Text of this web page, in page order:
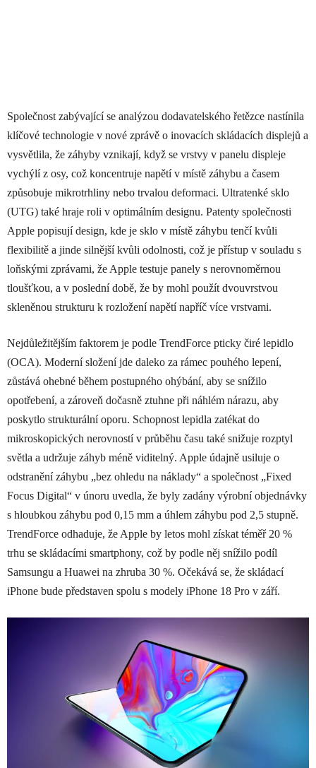
Společnost zabývající se analýzou dodavatelského řetězce nastínila
klíčové technologie v nové zprávě o inovacích skládacích displejů a
vysvětlila, že záhyby vznikají, když se vrstvy v panelu displeje
vychýlí z osy, což koncentruje napětí v místě záhybu a časem
způsobuje mikrotrhliny nebo trvalou deformaci. Ultratenké sklo
(UTG) také hraje roli v optimálním designu. Patenty společnosti
Apple popisují design, kde je sklo v místě záhybu tenčí kvůli
flexibilitě a jinde silnější kvůli odolnosti, což je přístup v souladu s
loňskými zprávami, že Apple testuje panely s nerovnoměrnou
tloušťkou, a v poslední době, že by mohl použít dvouvrstvou
skleněnou strukturu k rozložení napětí napříč více vrstvami.
Nejdůležitějším faktorem je podle TrendForce pticky čiré lepidlo
(OCA). Moderní složení jde daleko za rámec pouhého lepení,
zůstává ohebné během postupného ohýbání, aby se snížilo
opotřebení, a zároveň dočasně ztuhne při náhlém nárazu, aby
poskytlo strukturální oporu. Schopnost lepidla zatékat do
mikroskopických nerovností v průběhu času také snižuje rozptyl
světla a udržuje záhyb méně viditelný. Apple údajně usiluje o
odstranění záhybu „bez ohledu na náklady“ a společnost „Fixed
Focus Digital“ v únoru uvedla, že byly zadány výrobní objednávky
s hloubkou záhybu pod 0,15 mm a úhlem záhybu pod 2,5 stupně.
TrendForce odhaduje, že Apple by letos mohl získat téměř 20 %
trhu se skládacími smartphony, což by podle něj snížilo podíl
Samsungu a Huawei na zhruba 30 %. Očekává se, že skládací
iPhone bude představen spolu s modely iPhone 18 Pro v září.